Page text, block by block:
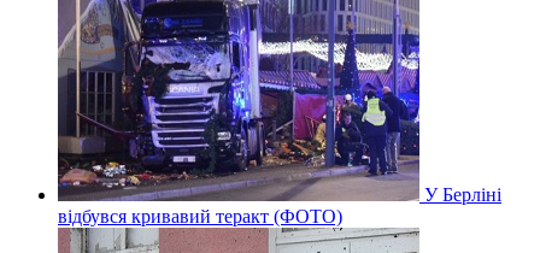
У Берліні
відбувся кривавий теракт (ФОТО)